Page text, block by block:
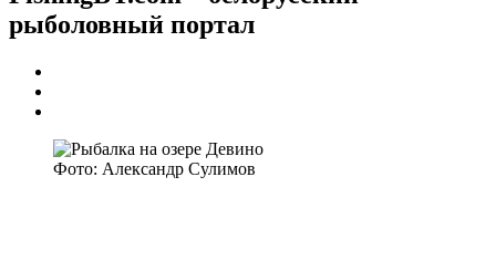
рыболовный портал
Фото: Александр Сулимов